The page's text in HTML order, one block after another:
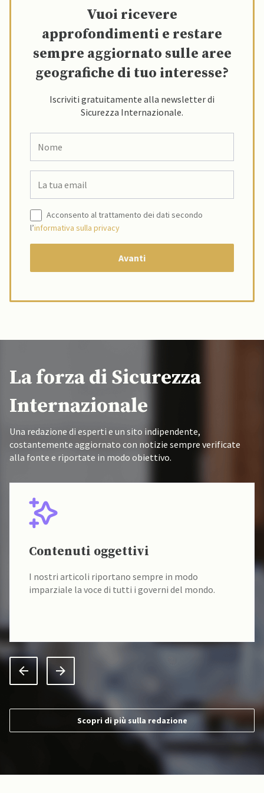
Vuoi ricevere
approfondimenti e restare
sempre aggiornato sulle aree
geografiche di tuo interesse?
Iscriviti gratuitamente alla newsletter di
Sicurezza Internazionale.
Acconsento al trattamento dei dati secondo
l’informativa sulla privacy
La forza di Sicurezza
Internazionale
Una redazione di esperti e un sito indipendente,
costantemente aggiornato con notizie sempre verificate
alla fonte e riportate in modo obiettivo.
Contenuti oggettivi
I nostri articoli riportano sempre in modo
imparziale la voce di tutti i governi del mondo.
Scopri di più sulla redazione